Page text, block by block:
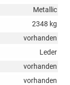
Metallic
2348 kg
vorhanden
Leder
vorhanden
vorhanden